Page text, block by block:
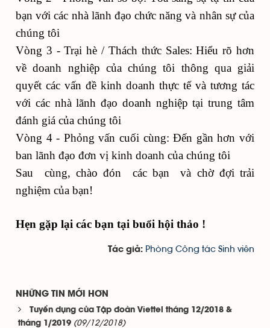
bạn với các nhà lãnh đạo chức năng và nhân sự của
chúng tôi
Vòng 3 - Trại hè / Thách thức Sales: Hiểu rõ hơn
về doanh nghiệp của chúng tôi thông qua giải
quyết các vấn đề kinh doanh thực tế và tương tác
với các nhà lãnh đạo doanh nghiệp tại trung tâm
đánh giá của chúng tôi
Vòng 4 - Phỏng vấn cuối cùng: Đến gần hơn với
ban lãnh đạo đơn vị kinh doanh của chúng tôi
Sau cùng, chào đón các bạn và chờ đợi trải
nghiệm của bạn!
Hẹn gặp lại các bạn tại buổi hội thảo !
Tác giả: Phòng Công tác Sinh viên
NHỮNG TIN MỚI HƠN
Tuyển dụng của Tập đoàn Viettel tháng 12/2018 &
tháng 1/2019 (09/12/2018)